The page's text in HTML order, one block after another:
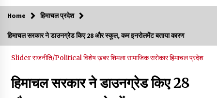
हिमाचल सरकार मछुआरों को नावों और मछली पकड़ने के उपकरणों पर डे रही
70 से 90% तक सब्सिडी
चंबा के बैरागढ़ में दर्दनाक बस हादसा, 7 की मौत, 11 घायल, राज्यपाल CM व
कुलदीप पठानिया सहित नेताओं ने जताया शोक
08/08/2026
Home हिमाचल प्रदेश
हिमाचल सरकार ने डाउनग्रेड किए 28 और स्कूल, कम इनरोलमेंट बताया कारण
Sliderराजनीति/Politicalविशेष ख़बरशिमलासामाजिक सरोकारहिमाचल प्रदेश
हिमाचल सरकार ने डाउनग्रेड किए 28